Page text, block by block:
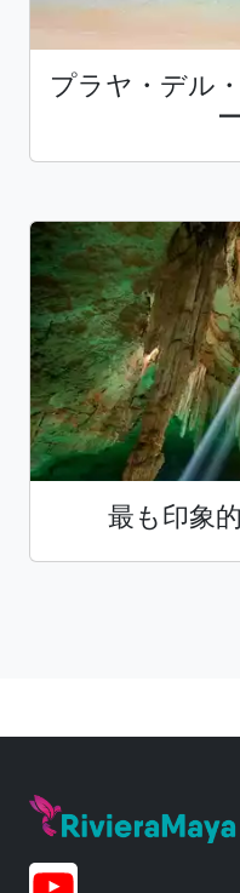
プラヤ・デル
最も印象